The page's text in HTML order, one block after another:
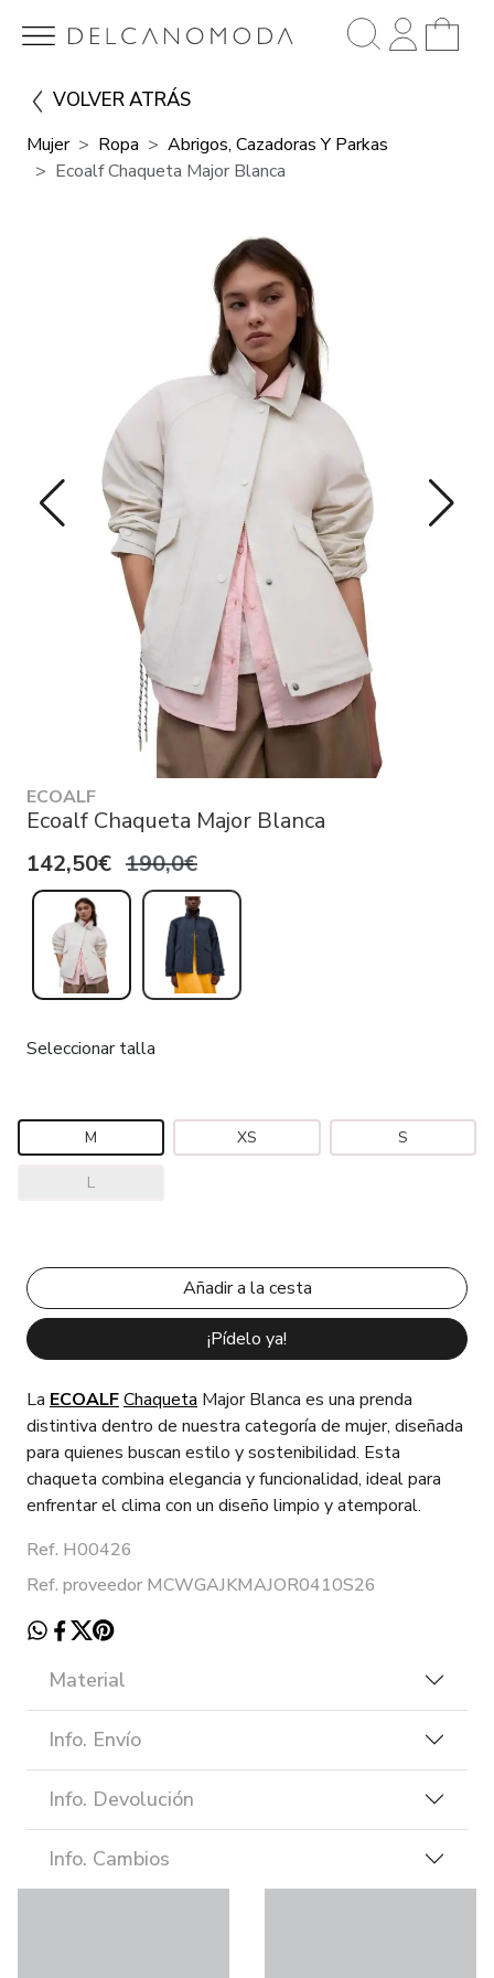
VOLVER ATRÁS
Mujer Ropa
Abrigos, Cazadoras Y Parkas
Ecoalf Chaqueta Major Blanca
ECOALF
Ecoalf Chaqueta Major Blanca
142,50€ 190,0€
Seleccionar talla
M XS S
L
¡Pídelo ya!
La ECOALFChaqueta Major Blanca es una prenda
distintiva dentro de nuestra categoría de mujer, diseñada
para quienes buscan estilo y sostenibilidad. Esta
chaqueta combina elegancia y funcionalidad, ideal para
enfrentar el clima con un diseño limpio y atemporal.
Ref. H00426
Ref. proveedor MCWGAJKMAJOR0410S26
Material
Info. Envío
Info. Devolución
Info. Cambios